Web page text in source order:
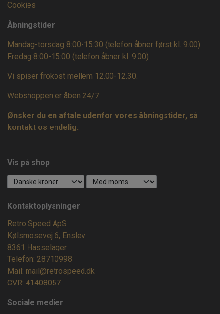
Cookies
Åbningstider
Mandag-torsdag 8:00-15:30 (telefon åbner først kl. 9.00)
Fredag 8:00-15:00 (telefon åbner kl. 9.00)
Vi spiser frokost mellem 12.00-12.30.
Webshoppen er åben 24/7.
Ønsker du en aftale udenfor vores åbningstider, så
kontakt os endelig.
Vis på shop
Kontaktoplysninger
Retro Speed ApS
Kølsmosevej 6, Enslev
8361 Hasselager
Telefon: 28710998
Mail: mail@retrospeed.dk
CVR: 41408057
Sociale medier